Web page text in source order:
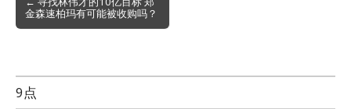
navigation
金森速柏玛有可能被收购吗？
9点